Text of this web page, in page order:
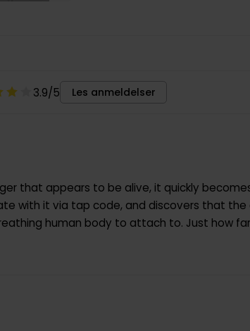
3.9/5 Les anmeldelser
that appears to be alive, it quickly
with it via tap code, and discovers that the
human body to attach to. Just how